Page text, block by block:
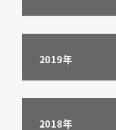
2019年
2018年